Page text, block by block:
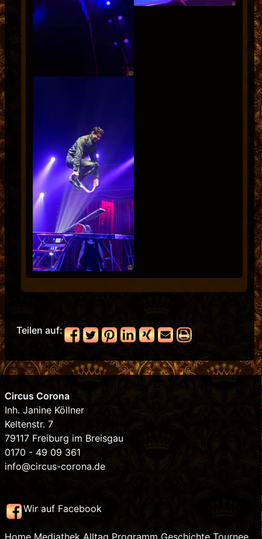
Teilen auf:
Circus Corona
Inh. Janine Köllner
Keltenstr. 7
79117 Freiburg im Breisgau
0170 - 49 09 361
info@circus-corona.de
Wir auf Facebook